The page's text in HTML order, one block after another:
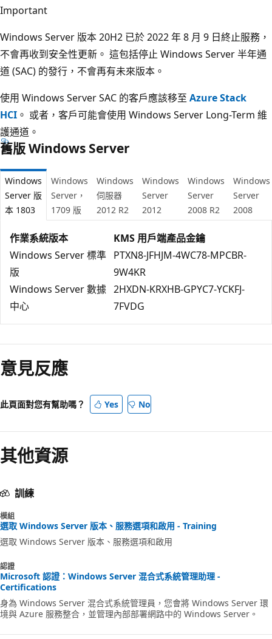
Important
Windows Server 版本 20H2 已於 2022 年 8 月 9 日終止服務，
不會再收到安全性更新。 這包括停止 Windows Server 半年通
道 (SAC) 的發行，不會再有未來版本。
使用 Windows Server SAC 的客戶應該移至 Azure Stack
HCI 。 或者，客戶可能會使用 Windows Server Long-Term 維
護通道。
舊版 Windows Server
Windows
Server 版
本 1803
Windows
Server，
1709 版
Windows
伺服器
2012 R2
Windows
Server
2012
Windows
Server
2008 R2
Windows
Server
2008
作業系統版本
KMS 用戶端產品金鑰
Windows Server 標準
版
PTXN8-JFHJM-4WC78-MPCBR-
9W4KR
Windows Server 數據
中心
2HXDN-KRXHB-GPYC7-YCKFJ-
7FVDG
意見反應
此頁面對您有幫助嗎？ Yes No
其他資源
訓練
模組
選取 Windows Server 版本、服務選項和啟用 - Training
選取 Windows Server 版本、服務選項和啟用
認證
Microsoft 認證：Windows Server 混合式系統管理助理 -
Certifications
身為 Windows Server 混合式系統管理員，您會將 Windows Server 環
境與 Azure 服務整合，並管理內部部署網路中的 Windows Server。